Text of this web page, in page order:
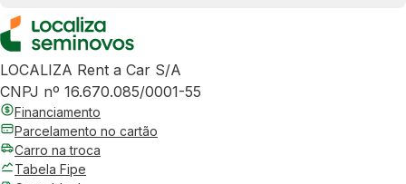
LOCALIZA Rent a Car S/A
CNPJ nº 16.670.085/0001-55
Financiamento
Parcelamento no cartão
Carro na troca
Tabela Fipe